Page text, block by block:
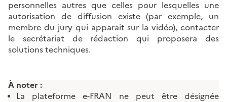
personnelles autres que celles pour lesquelles une
autorisation de diffusion existe (par exemple, un
membre du jury qui apparait sur la vidéo), contacter
le secrétariat de rédaction qui proposera des
solutions techniques.
À noter :
La plateforme e-FRAN ne peut être désignée